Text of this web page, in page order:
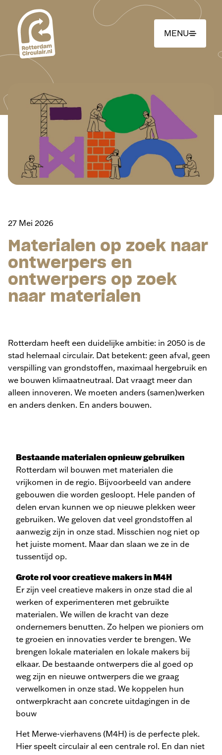
hoofdinhoud
MENU
27 Mei 2026
Materialen op zoek naar
ontwerpers en
ontwerpers op zoek
naar materialen
Rotterdam heeft een duidelijke ambitie: in 2050 is de
stad helemaal circulair. Dat betekent: geen afval, geen
verspilling van grondstoffen, maximaal hergebruik en
we bouwen klimaatneutraal. Dat vraagt meer dan
alleen innoveren. We moeten anders (samen)werken
en anders denken. En anders bouwen.
Bestaande materialen opnieuw gebruiken
Rotterdam wil bouwen met materialen die
vrijkomen in de regio. Bijvoorbeeld van andere
gebouwen die worden gesloopt. Hele panden of
delen ervan kunnen we op nieuwe plekken weer
gebruiken. We geloven dat veel grondstoffen al
aanwezig zijn in onze stad. Misschien nog niet op
het juiste moment. Maar dan slaan we ze in de
tussentijd op.
Grote rol voor creatieve makers in M4H
Er zijn veel creatieve makers in onze stad die al
werken of experimenteren met gebruikte
materialen. We willen de kracht van deze
ondernemers benutten. Zo helpen we pioniers om
te groeien en innovaties verder te brengen. We
brengen lokale materialen en lokale makers bij
elkaar. De bestaande ontwerpers die al goed op
weg zijn en nieuwe ontwerpers die we graag
verwelkomen in onze stad. We koppelen hun
ontwerpkracht aan concrete uitdagingen in de
bouw
Het Merwe-vierhavens (M4H) is de perfecte plek.
Hier speelt circulair al een centrale rol. En dan niet